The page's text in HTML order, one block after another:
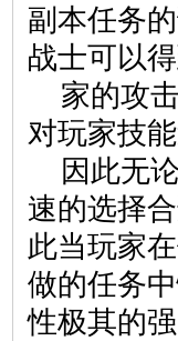
副本任务
战士可以
家的攻
对玩家技
因此无
速的选择
此当玩家
做的任务
性极其的